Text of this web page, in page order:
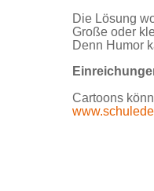
Die Lösung
Große oder
Denn Humor
Cartoons